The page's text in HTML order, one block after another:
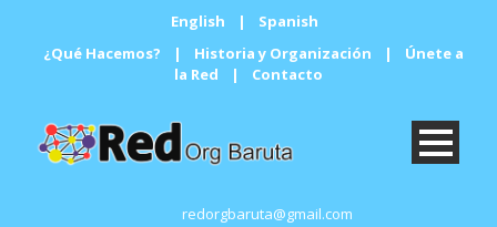
English |
Spanish
¿Qué Hacemos?
| Historia y Organización |
Únete a
la Red
| Contacto
redorgbaruta@gmail.com